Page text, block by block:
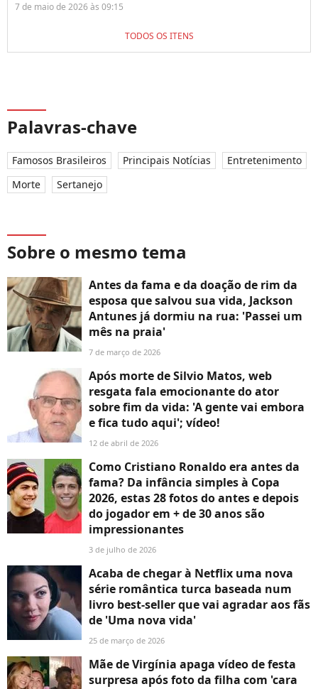
7 de maio de 2026 às 09:15
TODOS OS ITENS
Palavras-chave
Famosos Brasileiros Principais Notícias
Entretenimento
Morte
Sertanejo
Sobre o mesmo tema
Antes da fama e da doação de rim da
esposa que salvou sua vida, Jackson
Antunes já dormiu na rua: 'Passei um
mês na praia'
7 de março de 2026
Após morte de Silvio Matos, web
resgata fala emocionante do ator
sobre fim da vida: 'A gente vai embora
e fica tudo aqui'; vídeo!
12 de abril de 2026
Como Cristiano Ronaldo era antes da
fama? Da infância simples à Copa
2026, estas 28 fotos do antes e depois
do jogador em + de 30 anos são
impressionantes
3 de julho de 2026
Acaba de chegar à Netflix uma nova
série romântica turca baseada num
livro best-seller que vai agradar aos fãs
de 'Uma nova vida'
25 de março de 2026
Mãe de Virgínia apaga vídeo de festa
surpresa após foto da filha com 'cara